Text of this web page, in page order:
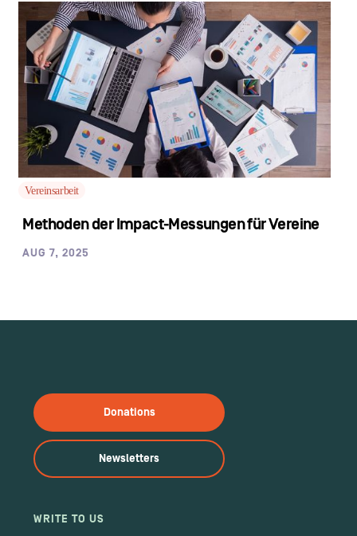
Vereinsarbeit
Methoden der Impact-Messungen für Vereine
AUG 7, 2025
Donations
Newsletters
WRITE TO US